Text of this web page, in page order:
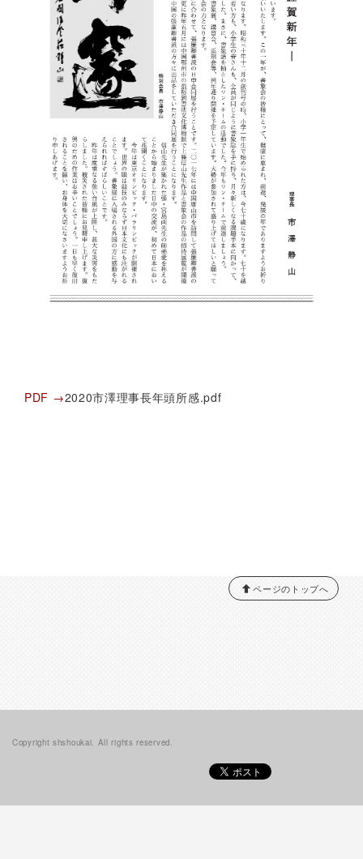
PDF →2020市澤理事長年頭所感.pdf
ページのトップへ
Copyright shshoukai. All rights reserved.